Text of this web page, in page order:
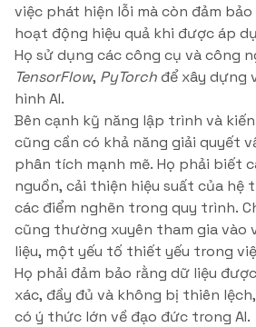
việc phát hiện lỗi mà còn đảm
hoạt động hiệu quả khi được áp
Họ sử dụng các công cụ và công
TensorFlow, PyTorch để xây dựng
hình AI.
Bên cạnh kỹ năng lập trình và
cũng cần có khả năng giải quyết
phân tích mạnh mẽ. Họ phải biết
nguồn, cải thiện hiệu suất của hệ
các điểm nghẽn trong quy trình.
cũng thường xuyên tham gia vào
liệu, một yếu tố thiết yếu trong
Họ phải đảm bảo rằng dữ liệu
xác, đầy đủ và không bị thiên
có ý thức lớn về đạo đức trong AI.